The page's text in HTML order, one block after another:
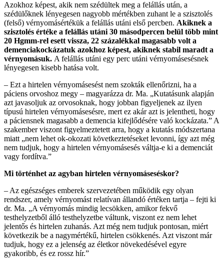
Azokhoz képest, akik nem szédültek meg a felállás után, a
szédülőknek lényegesen nagyobb mértékben zuhant le a szisztolés
(felső) vérnyomásértékük a felállás utáni első percben. Akiknek a
szisztolés értéke a felállás utáni 30 másodpercen belül több mint
20 Hgmm-rel esett vissza, 22 százalékkal magasabb volt a
demenciakockázatuk azokhoz képest, akiknek stabil maradt a
vérnyomásuk. A felállás utáni egy perc utáni vérnyomásesésnek
lényegesen kisebb hatása volt.
– Ezt a hirtelen vérnyomásesést nem szokták ellenőrizni, ha a
páciens orvoshoz megy – magyarázza dr. Ma. „Kutatásunk alapján
azt javasoljuk az orvosoknak, hogy jobban figyeljenek az ilyen
típusú hirtelen vérnyomásesésre, mert ez akár azt is jelentheti, hogy
a páciensnek magasabb a demencia kifejlődésére való kockázata.” A
szakember viszont figyelmeztetett arra, hogy a kutatás módszertana
miatt „nem lehet ok-okozati következtetéseket levonni, így azt még
nem tudjuk, hogy a hirtelen vérnyomásesés váltja-e ki a demenciát
vagy fordítva.”
Mi történhet az agyban hirtelen vérnyomáseséskor?
– Az egészséges emberek szervezetében működik egy olyan
rendszer, amely vérnyomást relatívan állandó értéken tartja – fejti ki
dr. Ma. „A vérnyomás mindig lecsökken, amikor fekvő
testhelyzetből álló testhelyzetbe váltunk, viszont ez nem lehet
jelentős és hirtelen zuhanás. Azt még nem tudjuk pontosan, miért
következik be a nagymértékű, hirtelen csökkenés. Azt viszont már
tudjuk, hogy ez a jelenség az életkor növekedésével egyre
gyakoribb, és ez rossz hír.”